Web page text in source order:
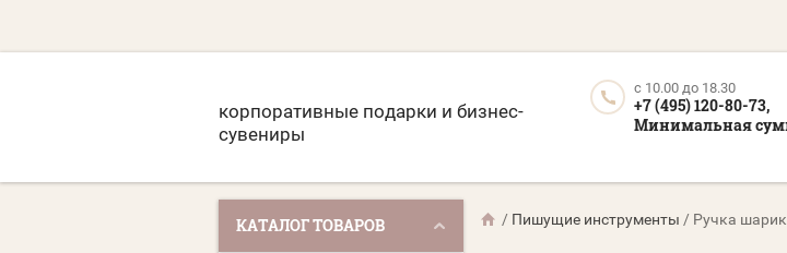
корпоративные подарки и бизнес-
сувениры
c 10.00 до 18.30
+7 (495) 120-80-73,
Минимальная
КАТАЛОГ ТОВАРОВ / Пишущие инструменты / Ручка